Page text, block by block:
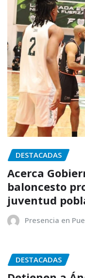
DESTACADAS
Acerca
baloncesto
juventud
Presencia en
DESTACADAS